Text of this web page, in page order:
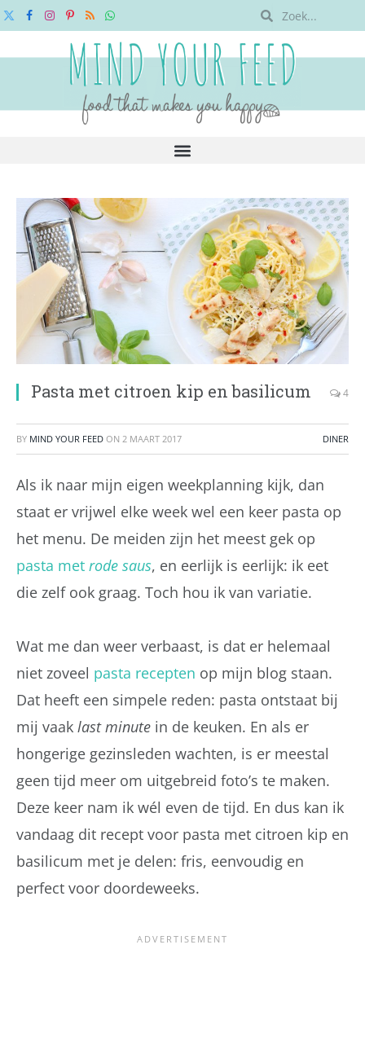
X
FacebookInstagram
Pinterest
RSSWhatsApp
Pasta met citroen kip en basilicum 4
BY MIND YOUR FEED ON 2 MAART 2017 DINER
Als ik naar mijn eigen weekplanning kijk, dan
staat er vrijwel elke week wel een keer pasta op
het menu. De meiden zijn het meest gek op
pasta met rode saus, en eerlijk is eerlijk: ik eet
die zelf ook graag. Toch hou ik van variatie.
Wat me dan weer verbaast, is dat er helemaal
niet zoveel pasta recepten op mijn blog staan.
Dat heeft een simpele reden: pasta ontstaat bij
mij vaak last minute in de keuken. En als er
hongerige gezinsleden wachten, is er meestal
geen tijd meer om uitgebreid foto’s te maken.
Deze keer nam ik wél even de tijd. En dus kan ik
vandaag dit recept voor pasta met citroen kip en
basilicum met je delen: fris, eenvoudig en
perfect voor doordeweeks.